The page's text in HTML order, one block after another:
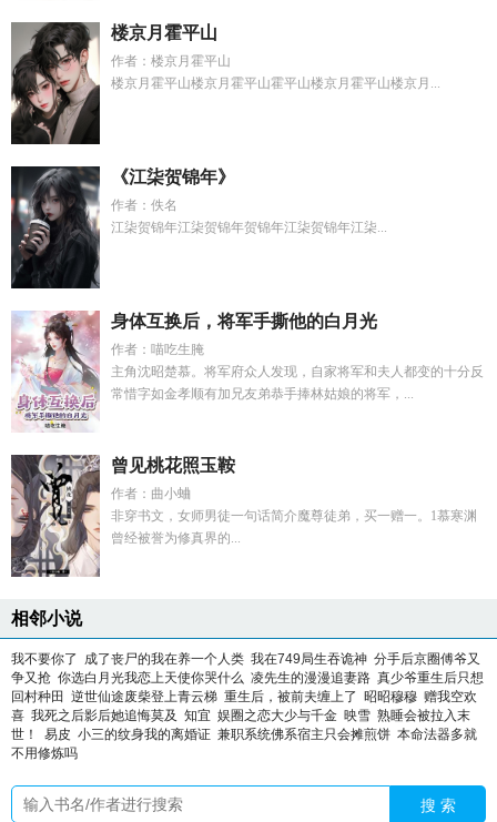
楼京月霍平山
作者：楼京月霍平山
楼京月霍平山楼京月霍平山霍平山楼京月霍平山楼京月...
《江柒贺锦年》
作者：佚名
江柒贺锦年江柒贺锦年贺锦年江柒贺锦年江柒...
身体互换后，将军手撕他的白月光
作者：喵吃生腌
主角沈昭楚慕。将军府众人发现，自家将军和夫人都变的十分反
常惜字如金孝顺有加兄友弟恭手捧林姑娘的将军，...
曾见桃花照玉鞍
作者：曲小蛐
非穿书文，女师男徒一句话简介魔尊徒弟，买一赠一。1慕寒渊
曾经被誉为修真界的...
相邻小说
我不要你了 成了丧尸的我在养一个人类 我在749局生吞诡神 分手后京圈傅爷又
争又抢 你选白月光我恋上天使你哭什么 凌先生的漫漫追妻路 真少爷重生后只想
回村种田 逆世仙途废柴登上青云梯 重生后，被前夫缠上了 昭昭穆穆 赠我空欢
喜 我死之后影后她追悔莫及 知宜 娱圈之恋大少与千金 映雪 熟睡会被拉入末
世！
易皮 小三的纹身我的离婚证 兼职系统佛系宿主只会摊煎饼 本命法器多就
不用修炼吗
搜 索